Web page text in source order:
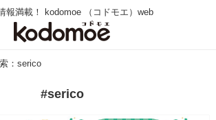
報満載！ kodomoe （コドモエ）web
：serico
#serico